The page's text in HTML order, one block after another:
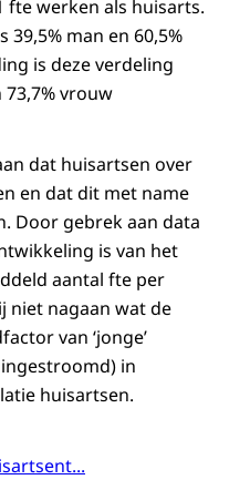
1215
1864
1234
748
1463
1882
1301
1449
1360
1359
1481
1095
fte werken als huisarts.
man en 60,5%
is deze verdeling
73,7% vrouw
dat huisartsen over
en dat dit met name
Door gebrek aan data
is van het
aantal fte per
niet nagaan wat de
van ‘jonge’
in
huisartsen.